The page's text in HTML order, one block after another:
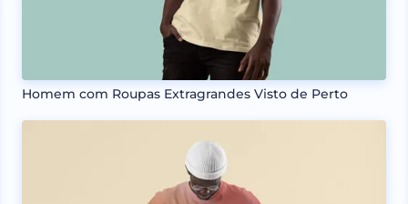
Homem com Roupas Extragrandes Visto de Perto